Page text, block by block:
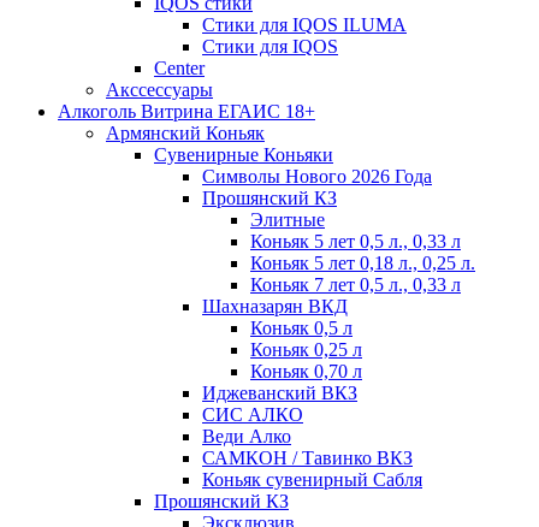
Стики для IQOS ILUMA
Стики для IQOS
Сenter
Акссессуары
Алкоголь Витрина ЕГАИС 18+
Армянский Коньяк
Сувенирные Коньяки
Символы Нового 2026 Года
Прошянский КЗ
Элитные
Коньяк 5 лет 0,5 л., 0,33 л
Коньяк 5 лет 0,18 л., 0,25 л.
Коньяк 7 лет 0,5 л., 0,33 л
Шахназарян ВКД
Коньяк 0,5 л
Коньяк 0,25 л
Коньяк 0,70 л
Иджеванский ВКЗ
СИС АЛКО
Веди Алко
САМКОН / Тавинко ВКЗ
Коньяк сувенирный Сабля
Прошянский КЗ
Эксклюзив